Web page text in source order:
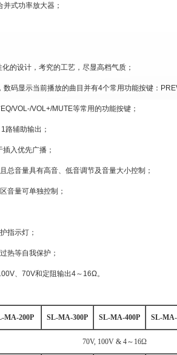
式功率放大器；
化的设计，考究的工艺，尽显高档气质；
数码显示当前播放的曲目并有4个常用功能按键：
EQ/VOL-/VOL+/MUTE等常用的功能按键；
1路辅助输出；
入优先广播；
总音量具有高音、低音调节及音量大小控制；
音量可单独控制；
指示灯；
热等自我保护；
、 70V和定阻输出4～ 16Ω。
MA-200P SL-MA-300P SL-MA-400P SL-MA-
70V, 100V & 4～ 16Ω